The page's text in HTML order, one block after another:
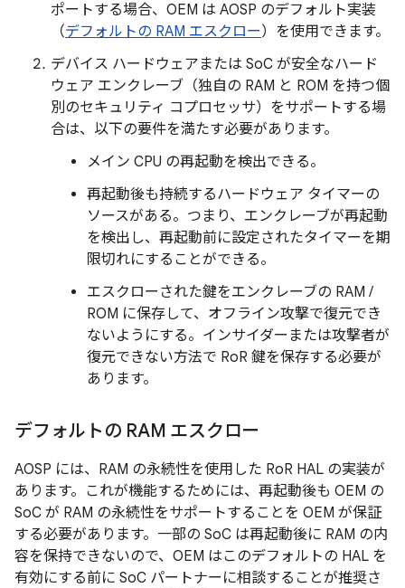
ポートする場合、OEM は AOSP のデフォルト実装
（デフォルトの RAM エスクロー）を使用できます。
デバイス ハードウェアまたは SoC が安全なハード
ウェア エンクレーブ（独自の RAM と ROM を持つ個
別のセキュリティ コプロセッサ）をサポートする場
合は、以下の要件を満たす必要があります。
メイン CPU の再起動を検出できる。
再起動後も持続するハードウェア タイマーの
ソースがある。つまり、エンクレーブが再起動
を検出し、再起動前に設定されたタイマーを期
限切れにすることができる。
エスクローされた鍵をエンクレーブの RAM /
ROM に保存して、オフライン攻撃で復元でき
ないようにする。インサイダーまたは攻撃者が
復元できない方法で RoR 鍵を保存する必要が
あります。
デフォルトの RAM エスクロー
AOSP には、RAM の永続性を使用した RoR HAL の実装が
あります。これが機能するためには、再起動後も OEM の
SoC が RAM の永続性をサポートすることを OEM が保証
する必要があります。一部の SoC は再起動後に RAM の内
容を保持できないので、OEM はこのデフォルトの HAL を
有効にする前に SoC パートナーに相談することが推奨さ